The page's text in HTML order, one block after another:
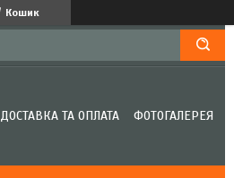
Кошик
ДОСТАВКА ТА ОПЛАТА ФОТОГАЛЕРЕЯ